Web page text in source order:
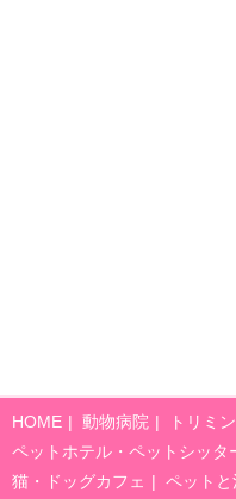
HOME 動物病院
トリミ
ペットホテル・ペットシッタ
猫・ドッグカフェ
ペット